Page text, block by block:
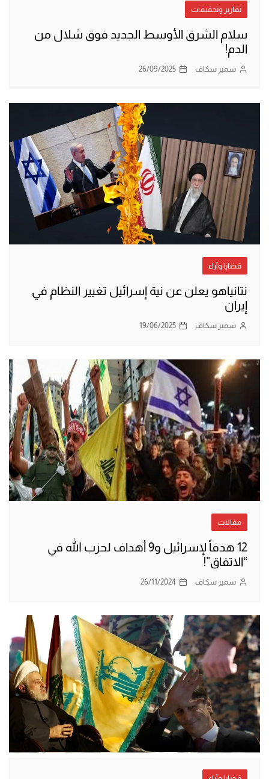
تقارير وتحقيقات
سلام الشرق الأوسط الجديد فوق شلال من
الدم!
سمير سكاف 26/09/2025
قضايا وآراء
نتانياهو يعلن عن نية إسرائيل تغيير النظام في
إيران
سمير سكاف 19/06/2025
مقالات
12 هدفاً لإسرائيل و9 أهداف لحزب الله في
“الاتفاق”!
سمير سكاف 26/11/2024